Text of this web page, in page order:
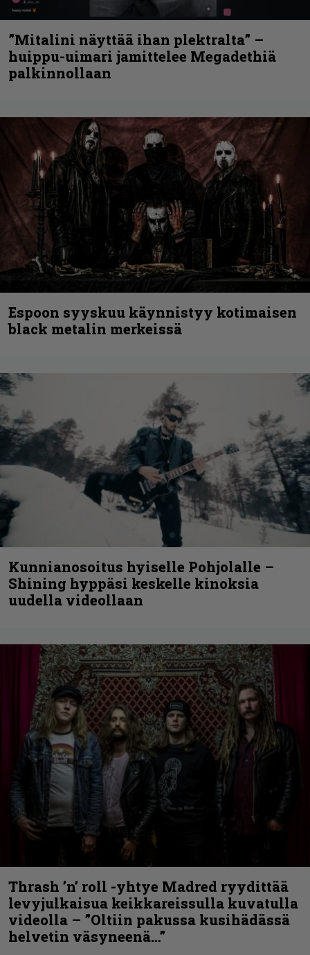
”Mitalini näyttää ihan plektralta” –
huippu-uimari jamittelee Megadethiä
palkinnollaan
Espoon syyskuu käynnistyy kotimaisen
black metalin merkeissä
Kunnianosoitus hyiselle Pohjolalle –
Shining hyppäsi keskelle kinoksia
uudella videollaan
Thrash ’n’ roll -yhtye Madred ryydittää
levyjulkaisua keikkareissulla kuvatulla
videolla – ”Oltiin pakussa kusihädässä
helvetin väsyneenä…”